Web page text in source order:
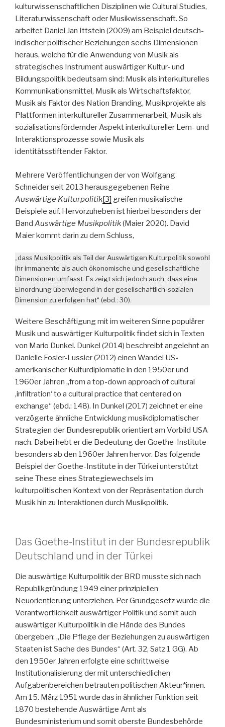
kulturwissenschaftlichen Disziplinen wie Cultural Studies,
Literaturwissenschaft oder Musikwissenschaft. So
arbeitet Daniel Jan Ittstein (2009) am Beispiel deutsch-
indischer politischer Beziehungen sechs Dimensionen
heraus, welche für die Anwendung von Musik als
strategisches Instrument auswärtiger Kultur- und
Bildungspolitik bedeutsam sind: Musik als interkulturelles
Kommunikationsmittel, Musik als Wirtschaftsfaktor,
Musik als Faktor des Nation Branding, Musikprojekte als
Plattformen interkultureller Zusammenarbeit, Musik als
sozialisationsfördernder Aspekt interkultureller Lern- und
Interaktionsprozesse sowie Musik als
identitätsstiftender Faktor.
Mehrere Veröffentlichungen der von Wolfgang
Schneider seit 2013 herausgegebenen Reihe
Auswärtige Kulturpolitik[3] greifen musikalische
Beispiele auf. Hervorzuheben ist hierbei besonders der
Band Auswärtige Musikpolitik(Maier 2020). David
Maier kommt darin zu dem Schluss,
„dass Musikpolitik als Teil der Auswärtigen Kulturpolitik sowohl
ihr immanente als auch ökonomische und gesellschaftliche
Dimensionen umfasst. Es zeigt sich jedoch auch, dass eine
Einordnung überwiegend in der gesellschaftlich-sozialen
Dimension zu erfolgen hat“ (ebd.: 30).
Weitere Beschäftigung mit im weiteren Sinne populärer
Musik und auswärtiger Kulturpolitik findet sich in Texten
von Mario Dunkel. Dunkel (2014) beschreibt angelehnt an
Danielle Fosler-Lussier (2012) einen Wandel US-
amerikanischer Kulturdiplomatie in den 1950er und
1960er Jahren „from a top-down approach of cultural
‚infiltration‘ to a cultural practice that centered on
exchange“ (ebd.: 148). In Dunkel (2017) zeichnet er eine
verzögerte ähnliche Entwicklung musikdiplomatischer
Strategien der Bundesrepublik orientiert am Vorbild USA
nach. Dabei hebt er die Bedeutung der Goethe-Institute
besonders ab den 1960er Jahren hervor. Das folgende
Beispiel der Goethe-Institute in der Türkei unterstützt
seine These eines Strategiewechsels im
kulturpolitischen Kontext von der Repräsentation durch
Musik hin zu Interaktionen durch Musikpolitik.
Das Goethe-Institut in der Bundesrepublik
Deutschland und in der Türkei
Die auswärtige Kulturpolitik der BRD musste sich nach
Republikgründung 1949 einer prinzipiellen
Neuorientierung unterziehen. Per Grundgesetz wurde die
Verantwortlichkeit auswärtiger Politik und somit auch
auswärtiger Kulturpolitik in die Hände des Bundes
übergeben: „Die Pflege der Beziehungen zu auswärtigen
Staaten ist Sache des Bundes“ (Art. 32, Satz 1 GG). Ab
den 1950er Jahren erfolgte eine schrittweise
Institutionalisierung der mit unterschiedlichen
Aufgabenbereichen betrauten politischen Akteur*innen.
Am 15. März 1951 wurde das in ähnlicher Funktion seit
1870 bestehende Auswärtige Amt als
Bundesministerium und somit oberste Bundesbehörde